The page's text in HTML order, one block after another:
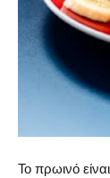
Το πρωινό